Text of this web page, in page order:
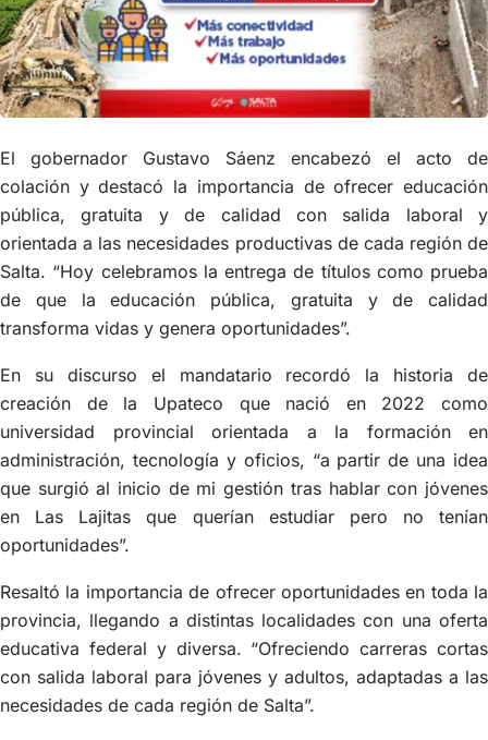
El gobernador Gustavo Sáenz encabezó el acto de
colación y destacó la importancia de ofrecer educación
pública, gratuita y de calidad con salida laboral y
orientada a las necesidades productivas de cada región de
Salta. “Hoy celebramos la entrega de títulos como prueba
de que la educación pública, gratuita y de calidad
transforma vidas y genera oportunidades”.
En su discurso el mandatario recordó la historia de
creación de la Upateco que nació en 2022 como
universidad provincial orientada a la formación en
administración, tecnología y oficios, “a partir de una idea
que surgió al inicio de mi gestión tras hablar con jóvenes
en Las Lajitas que querían estudiar pero no tenían
oportunidades”.
Resaltó la importancia de ofrecer oportunidades en toda la
provincia, llegando a distintas localidades con una oferta
educativa federal y diversa. “Ofreciendo carreras cortas
con salida laboral para jóvenes y adultos, adaptadas a las
necesidades de cada región de Salta”.